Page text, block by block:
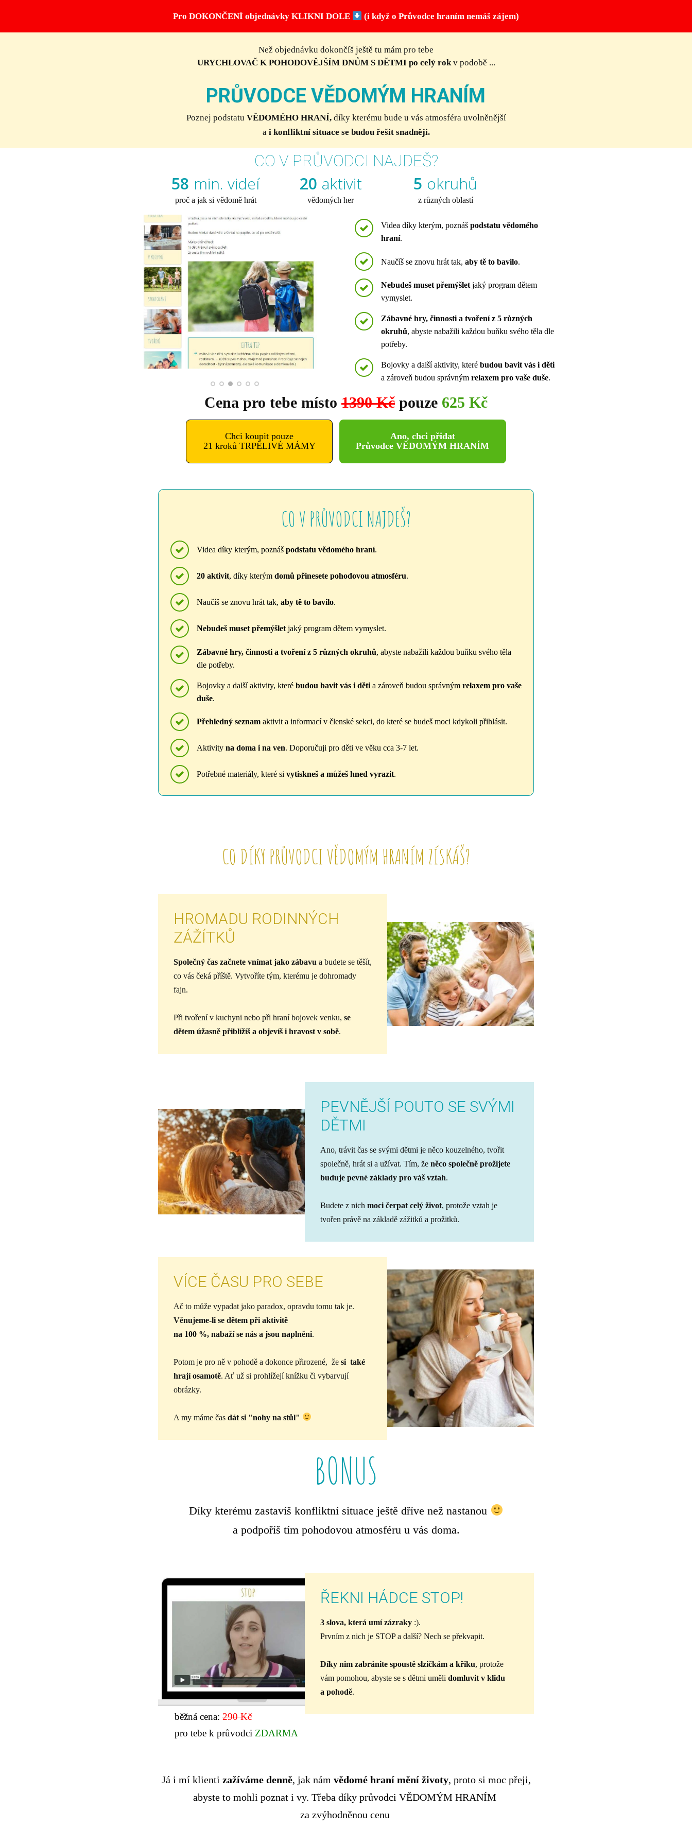
Pro DOKONČENÍ objednávky KLIKNI DOLE (i když o Průvodce hraním nemáš zájem)
Než objednávku dokončíš ještě tu mám pro tebe
URYCHLOVAČ K POHODOVĚJŠÍM DNŮM S DĚTMI po celý rokv podobě ...
PRŮVODCE VĚDOMÝM HRANÍM
Poznej podstatu VĚDOMÉHO HRANÍ, díky kterému bude u vás atmosféra uvolněnější
a i konfliktní situace se budou řešit snadněji.
CO V PRŮVODCI NAJDEŠ?
58 min. videí
proč a jak si vědomě hrát
20 aktivit
vědomých her
5 okruhů
z různých oblastí
Videa díky kterým, poznáš podstatu vědomého
hraní.
Naučíš se znovu hrát tak, aby tě to bavilo.
Nebudeš muset přemýšlet jaký program dětem
vymyslet.
Zábavné hry, činnosti a tvoření z 5 různých
okruhů, abyste nabažili každou buňku svého těla dle
potřeby.
Bojovky a další aktivity, které budou bavit vás i děti
a zároveň budou správným relaxem pro vaše duše.
Cena pro tebe místo 1390 Kč pouze 625 Kč
Chci koupit pouze
21 kroků TRPĚLIVÉ MÁMY
Ano, chci přidat
Průvodce VĚDOMÝM HRANÍM
CO V PRŮVODCI NAJDEŠ?
Videa díky kterým, poznáš podstatu vědomého hraní.
20 aktivit, díky kterým domů přinesete pohodovou atmosféru.
Naučíš se znovu hrát tak, aby tě to bavilo.
Nebudeš muset přemýšlet jaký program dětem vymyslet.
Zábavné hry, činnosti a tvoření z 5 různých okruhů, abyste nabažili každou buňku svého těla
dle potřeby.
Bojovky a další aktivity, které budou bavit vás i děti a zároveň budou správným relaxem pro vaše
duše.
Přehledný seznam aktivit a informací v členské sekci, do které se budeš moci kdykoli přihlásit.
Aktivity na doma i na ven. Doporučuji pro děti ve věku cca 3-7 let.
Potřebné materiály, které si vytiskneš a můžeš hned vyrazit.
CO DÍKY PRŮVODCI VĚDOMÝM HRANÍM ZÍSKÁŠ?
HROMADU RODINNÝCH
ZÁŽÍTKŮ
Společný čas začnete vnímat jako zábavu a budete se těšít,
co vás čeká příště. Vytvoříte tým, kterému je dohromady
fajn.
Při tvoření v kuchyni nebo při hraní bojovek venku, se
dětem úžasně přiblížíš a objevíš i hravost v sobě.
PEVNĚJŠÍ POUTO SE SVÝMI
DĚTMI
Ano, trávit čas se svými dětmi je něco kouzelného, tvořit
společně, hrát si a užívat. Tím, že něco společně prožijete
buduje pevné základy pro váš vztah.
Budete z nich moci čerpat celý život, protože vztah je
tvořen právě na základě zážitků a prožitků.
VÍCE ČASU PRO SEBE
Ač to může vypadat jako paradox, opravdu tomu tak je.
Věnujeme-li se dětem při aktivitě
na 100 %, nabaží se nás a jsou naplněni.
Potom je pro ně v pohodě a dokonce přirozené, že si také
hrají osamotě. Ať už si prohlížejí knížku či vybarvují
obrázky.
A my máme čas dát si "nohy na stůl"
BONUS
Díky kterému zastavíš konfliktní situace ještě dříve než nastanou
a podpoříš tím pohodovou atmosféru u vás doma.
ŘEKNI HÁDCE STOP!
3 slova, která umí zázraky :).
Prvním z nich je STOP a další? Nech se překvapit.
Díky nim zabránite spoustě slzičkám a křiku, protože
vám pomohou, abyste se s dětmi uměli domluvit v klidu
a pohodě.
běžná cena:290 Kč
pro tebe k průvodci ZDARMA
Já i mí klienti zažíváme denně, jak nám vědomé hraní mění životy, proto si moc přeji,
abyste to mohli poznat i vy. Třeba díky průvodci VĚDOMÝM HRANÍM
za zvýhodněnou cenu